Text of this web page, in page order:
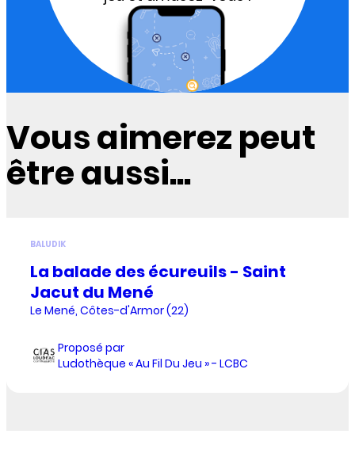
Vous aimerez peut
être aussi...
BALUDIK
La balade des écureuils - Saint
Jacut du Mené
Le Mené, Côtes-d'Armor (22)
Proposé par
Ludothèque « Au Fil Du Jeu » - LCBC